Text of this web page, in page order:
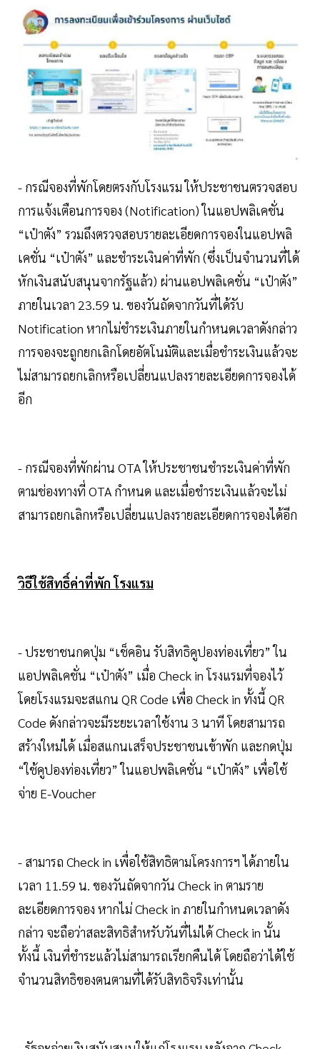
- กรณีจองที่พักโดยตรงกับโรงแรม ให้ประชาชนตรวจสอบ
การแจ้งเตือนการจอง (Notification) ในแอปพลิเคชั่น
“เป๋าตัง” รวมถึงตรวจสอบรายละเอียดการจองในแอปพลิ
เคชั่น “เป๋าตัง” และชำระเงินค่าที่พัก (ซึ่งเป็นจำนวนที่ได้
หักเงินสนับสนุนจากรัฐแล้ว) ผ่านแอปพลิเคชั่น “เป๋าตัง”
ภายในเวลา 23.59 น. ของวันถัดจากวันที่ได้รับ
Notification หากไม่ชำระเงินภายในกำหนดเวลาดังกล่าว
การจองจะถูกยกเลิกโดยอัตโนมัติและเมื่อชำระเงินแล้วจะ
ไม่สามารถยกเลิกหรือเปลี่ยนแปลงรายละเอียดการจองได้
อีก
- กรณีจองที่พักผ่าน OTA ให้ประชาชนชำระเงินค่าที่พัก
ตามช่องทางที่ OTA กำหนด และเมื่อชำระเงินแล้วจะไม่
สามารถยกเลิกหรือเปลี่ยนแปลงรายละเอียดการจองได้อีก
วิธีใช้สิทธิ์ค่าที่พัก โรงแรม
- ประชาชนกดปุ่ม “เช็คอิน รับสิทธิคูปองท่องเที่ยว” ใน
แอปพลิเคชั่น “เป๋าตัง” เมื่อ Check in โรงแรมที่จองไว้
โดยโรงแรมจะสแกน QR Code เพื่อ Check in ทั้งนี้ QR
Code ดังกล่าวจะมีระยะเวลาใช้งาน 3 นาที โดยสามารถ
สร้างใหม่ได้ เมื่อสแกนเสร็จประชาชนเข้าพัก และกดปุ่ม
“ใช้คูปองท่องเที่ยว” ในแอปพลิเคชั่น “เป๋าตัง” เพื่อใช้
จ่าย E-Voucher
- สามารถ Check in เพื่อใช้สิทธิตามโครงการฯ ได้ภายใน
เวลา 11.59 น. ของวันถัดจากวัน Check in ตามราย
ละเอียดการจอง หากไม่ Check in ภายในกำหนดเวลาดัง
กล่าว จะถือว่าสละสิทธิสำหรับวันที่ไม่ได้ Check in นั้น
ทั้งนี้ เงินที่ชำระแล้วไม่สามารถเรียกคืนได้ โดยถือว่าได้ใช้
จำนวนสิทธิของตนตามที่ได้รับสิทธิจริงเท่านั้น